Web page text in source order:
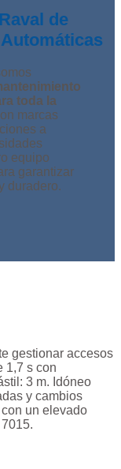
de
toda la
marcas
a
equipo
garantizar
duradero.
gestionar accesos
1,7 s con
3 m. Idóneo
y cambios
un elevado